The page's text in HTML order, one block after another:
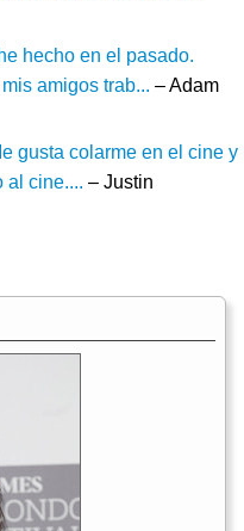
hecho en el pasado.
amigos trab... – Adam
gusta colarme en el cine y
al cine.... – Justin